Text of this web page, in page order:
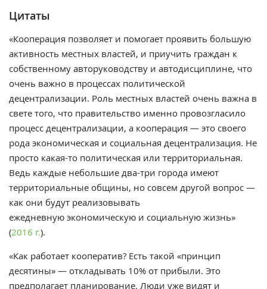
Цитаты
«Кооперация позволяет и помогает проявить большую
активность местных властей, и приучить граждан к
собственному авторуководству и автодисциплине, что
очень важно в процессах политической
децентрализации. Роль местных властей очень важна в
свете того, что правительство именно провозгласило
процесс децентрализации, а кооперация — это своего
рода экономическая и социальная децентрализация. Не
просто какая-то политическая или территориальная.
Ведь каждые небольшие два-три города имеют
территориальные общины, но совсем другой вопрос —
как они будут реализовывать
ежедневную экономическую и социальную жизнь»
(2016 г.).
«Как работает кооператив? Есть такой «принцип
десятины» — откладывать 10% от прибыли. Это
предполагает планирование. Люди уже видят и